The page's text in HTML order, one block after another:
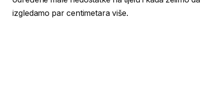
izgledamo par centimetara više.